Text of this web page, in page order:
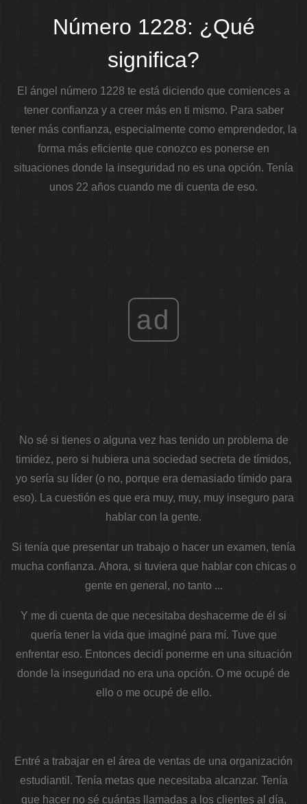
Número 1228: ¿Qué
significa?
El ángel número 1228 te está diciendo que comiences a
tener confianza y a creer más en ti mismo. Para saber
tener más confianza, especialmente como emprendedor, la
forma más eficiente que conozco es ponerse en
situaciones donde la inseguridad no es una opción. Tenía
unos 22 años cuando me di cuenta de eso.
ad
No sé si tienes o alguna vez has tenido un problema de
timidez, pero si hubiera una sociedad secreta de tímidos,
yo sería su líder (o no, porque era demasiado tímido para
eso). La cuestión es que era muy, muy, muy inseguro para
hablar con la gente.
Si tenía que presentar un trabajo o hacer un examen, tenía
mucha confianza. Ahora, si tuviera que hablar con chicas o
gente en general, no tanto ...
Y me di cuenta de que necesitaba deshacerme de él si
quería tener la vida que imaginé para mí. Tuve que
enfrentar eso. Entonces decidí ponerme en una situación
donde la inseguridad no era una opción. O me ocupé de
ello o me ocupé de ello.
Entré a trabajar en el área de ventas de una organización
estudiantil. Tenía metas que necesitaba alcanzar. Tenía
que hacer no sé cuántas llamadas a los clientes al día,